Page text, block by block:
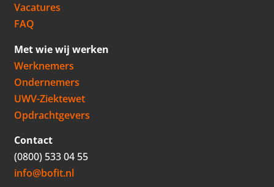
Vacatures
FAQ
Met wie wij werken
Werknemers
Ondernemers
UWV-Ziektewet
Opdrachtgevers
Contact
(0800) 533 04 55
info@bofit.nl